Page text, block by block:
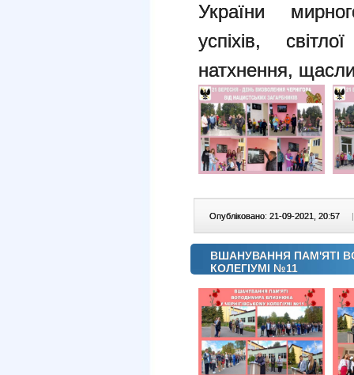
України
успіхів,
натхнення,
Опубліковано: 21-09-2021, 20:57 |
ВШАНУВАННЯ ПАМ'ЯТІ
КОЛЕГІУМІ №11